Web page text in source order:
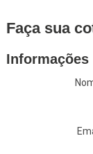
Faça sua
Informações